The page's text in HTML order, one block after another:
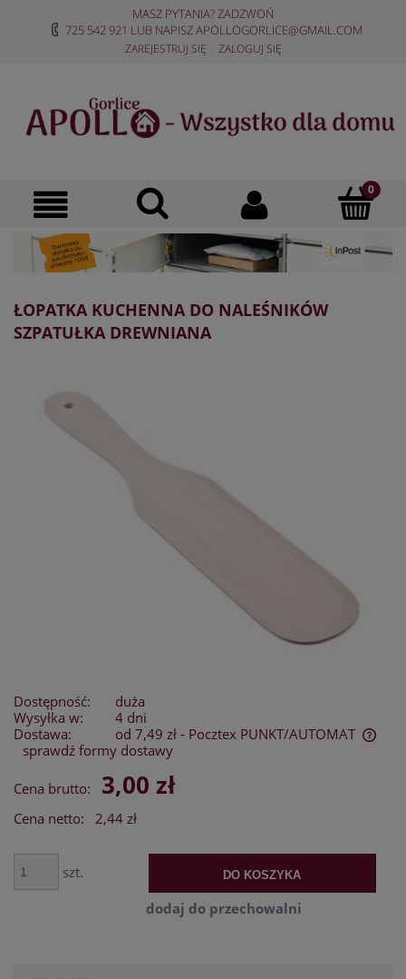
MASZ PYTANIA? ZADZWOŃ
725 542 921 LUB NAPISZAPOLLOGORLICE@GMAIL.COM
ZAREJESTRUJ SIĘ ZALOGUJ SIĘ
ŁOPATKA KUCHENNA DO NALEŚNIKÓW
SZPATUŁKA DREWNIANA
Dostępność:
duża
Wysyłka w:
4 dni
Dostawa:
od 7,49 zł - Pocztex PUNKT/AUTOMAT
Cena nie zawiera ewentualnych kosztów płatności
sprawdź formy dostawy
Cena brutto: 3,00 zł
Cena netto: 2,44 zł
szt. DO KOSZYKA
dodaj do przechowalni